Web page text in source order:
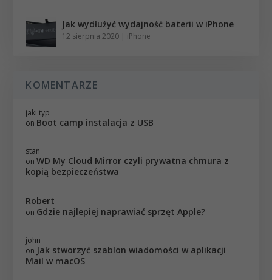
Jak wydłużyć wydajność baterii w iPhone
12 sierpnia 2020 | iPhone
KOMENTARZE
jaki typ
on Boot camp instalacja z USB
stan
onWD My Cloud Mirror czyli prywatna chmura z
kopią bezpieczeństwa
Robert
on Gdzie najlepiej naprawiać sprzęt Apple?
john
on Jak stworzyć szablon wiadomości w aplikacji
Mail w macOS